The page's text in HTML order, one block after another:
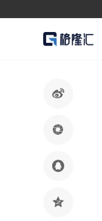



